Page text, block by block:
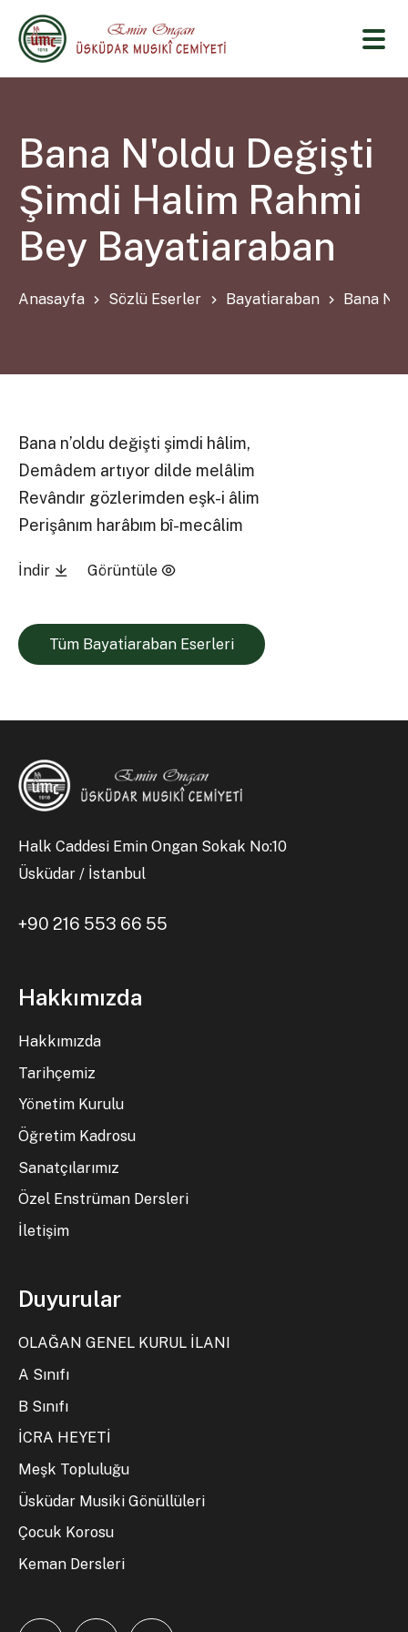
Bana N'oldu Değişti
Şimdi Halim Rahmi
Bey Bayatiaraban
Anasayfa Sözlü Eserler Bayati̇araban Bana
Bana n’oldu değişti şimdi hâlim,
Demâdem artıyor dilde melâlim
Revândır gözlerimden eşk-i âlim
Perişânım harâbım bî-mecâlim
İndir Görüntüle
Tüm Bayati̇araban Eserleri
Halk Caddesi Emin Ongan Sokak No:10
Üsküdar / İstanbul
+90 216 553 66 55
Hakkımızda
Hakkımızda
Tarihçemiz
Yönetim Kurulu
Öğretim Kadrosu
Sanatçılarımız
Özel Enstrüman Dersleri
İletişim
Duyurular
OLAĞAN GENEL KURUL İLANI
A Sınıfı
B Sınıfı
İCRA HEYETİ
Meşk Topluluğu
Üsküdar Musiki Gönüllüleri
Çocuk Korosu
Keman Dersleri